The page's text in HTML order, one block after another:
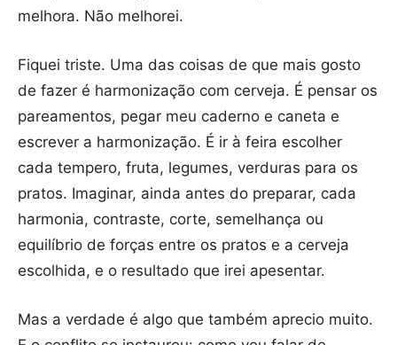
melhora. Não melhorei.
Fiquei triste. Uma das coisas de que mais gosto
de fazer é harmonização com cerveja. É pensar os
pareamentos, pegar meu caderno e caneta e
escrever a harmonização. É ir à feira escolher
cada tempero, fruta, legumes, verduras para os
pratos. Imaginar, ainda antes do preparar, cada
harmonia, contraste, corte, semelhança ou
equilíbrio de forças entre os pratos e a cerveja
escolhida, e o resultado que irei apesentar.
Mas a verdade é algo que também aprecio muito.